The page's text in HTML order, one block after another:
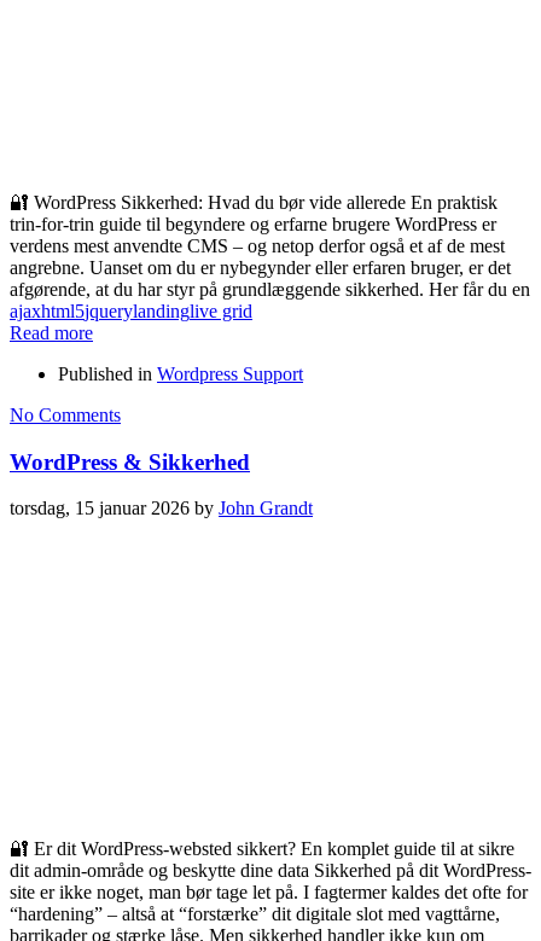
🔐 WordPress Sikkerhed: Hvad du bør vide allerede En praktisk
trin-for-trin guide til begyndere og erfarne brugere WordPress er
verdens mest anvendte CMS – og netop derfor også et af de mest
angrebne. Uanset om du er nybegynder eller erfaren bruger, er det
afgørende, at du har styr på grundlæggende sikkerhed. Her får du en
ajaxhtml5jquerylandinglive grid
Read more
Published in Wordpress Support
No Comments
WordPress & Sikkerhed
torsdag, 15 januar 2026 by John Grandt
🔐 Er dit WordPress-websted sikkert? En komplet guide til at sikre
dit admin-område og beskytte dine data Sikkerhed på dit WordPress-
site er ikke noget, man bør tage let på. I fagtermer kaldes det ofte for
“hardening” – altså at “forstærke” dit digitale slot med vagttårne,
barrikader og stærke låse. Men sikkerhed handler ikke kun om